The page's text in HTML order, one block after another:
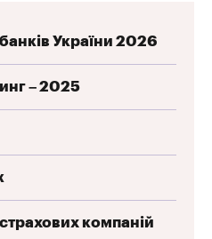
України 2026
– 2025
компаній